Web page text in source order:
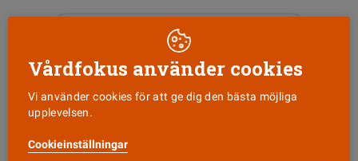
Läs senaste numret
Vårdfokus använder cookies
Vi använder cookies för att ge dig den bästa möjliga
upplevelsen.
Cookieinställningar